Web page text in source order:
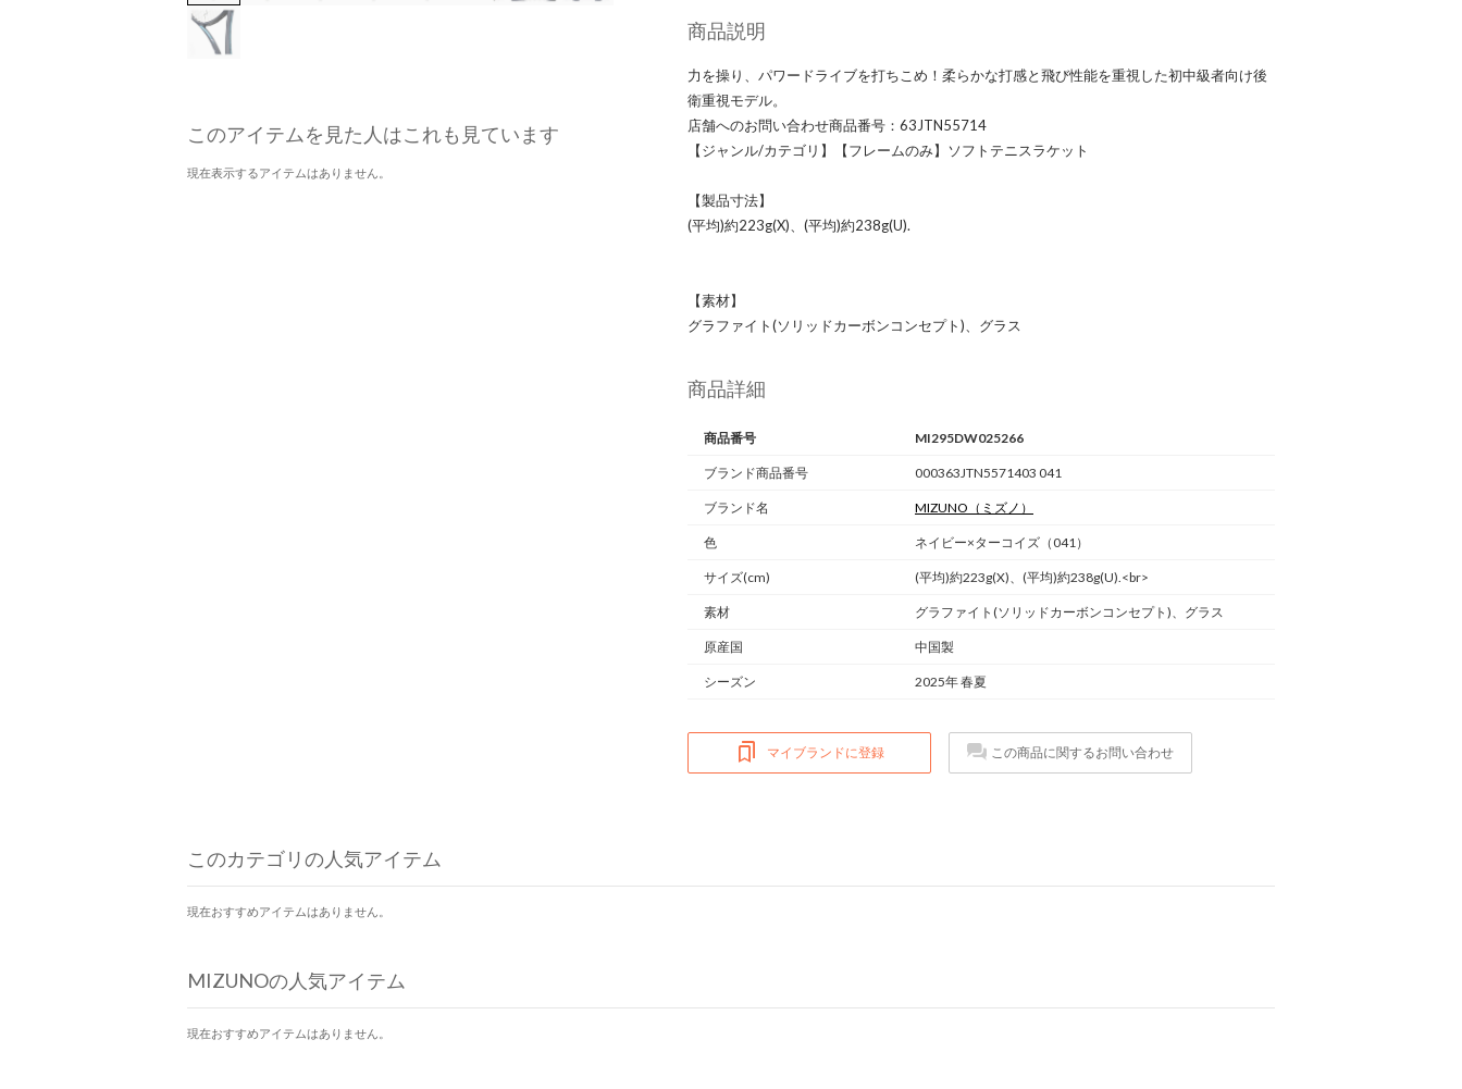
このアイテムを見た人はこれも見ています
現在表示するアイテムはありません。
商品説明
力を操り、パワードライブを打ちこめ！柔らかな打感と飛び性能を重視した初中級者向け後
衛重視モデル。
店舗へのお問い合わせ商品番号：63JTN55714
【ジャンル/カテゴリ】【フレームのみ】ソフトテニスラケット
【製品寸法】
(平均)約223g(X)、(平均)約238g(U).
【素材】
グラファイト(ソリッドカーボンコンセプト)、グラス
商品詳細
商品番号 MI295DW025266
ブランド商品番号 000363JTN5571403 041
ブランド名 MIZUNO （ミズノ）
色 ネイビー×ターコイズ（041）
サイズ(cm) (平均)約223g(X)、(平均)約238g(U).<br>
素材 グラファイト(ソリッドカーボンコンセプト)、グラス
原産国 中国製
シーズン 2025年 春夏
マイブランドに登録 この商品に関するお問い合わせ
このカテゴリの人気アイテム
現在おすすめアイテムはありません。
MIZUNOの人気アイテム
現在おすすめアイテムはありません。